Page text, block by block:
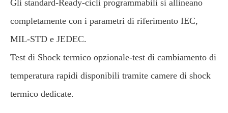
Gli standard-Ready-cicli programmabili si allineano
completamente con i parametri di riferimento IEC,
MIL-STD e JEDEC.
Test di Shock termico opzionale-test di cambiamento di
temperatura rapidi disponibili tramite camere di shock
termico dedicate.